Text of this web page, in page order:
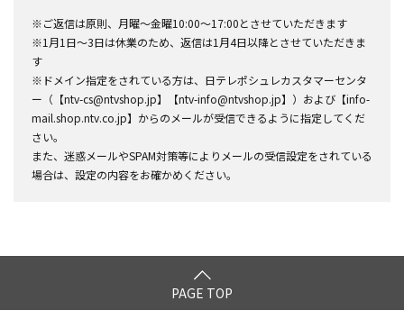
※ご返信は原則、月曜～金曜10:00～17:00とさせていただきます
※1月1日～3日は休業のため、返信は1月4日以降とさせていただきま
す
※ドメイン指定をされている方は、日テレポシュレカスタマーセンタ
ー（【ntv-cs@ntvshop.jp】【ntv-info@ntvshop.jp】）および【info-
mail.shop.ntv.co.jp】からのメールが受信できるように指定してくだ
さい。
また、迷惑メールやSPAM対策等によりメールの受信設定をされている
場合は、設定の内容をお確かめください。
PAGE TOP